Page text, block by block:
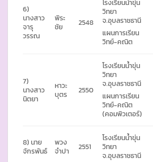
6)
นางสาว
จารุ
วรรณ
พิระ
ชัย
2548
โรงเรียนน้ำขุ่น
วิทยา
จ.อุบลราชธานี
แผนการเรียน
วิทย์-คณิต
7)
นางสาว
นิตยา
หาวะ
บุตร
2550
โรงเรียนน้ำขุ่น
วิทยา
จ.อุบลราชธานี
แผนการเรียน
วิทย์-คณิต
(คอมพิวเตอร์)
8) นาย
จักรพันธ์
พวง
จำปา
2551
โรงเรียนน้ำขุ่น
วิทยา
จ.อุบลราชธานี